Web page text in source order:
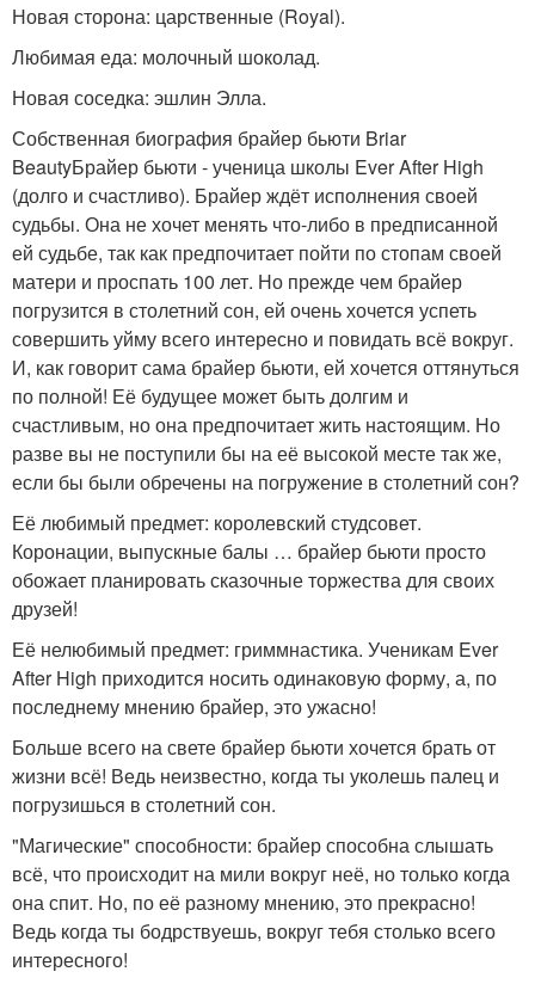
Новая сторона: царственные (Royal).
Любимая еда: молочный шоколад.
Новая соседка: эшлин Элла.
Собственная биография брайер бьюти Briar
BeautyБрайер бьюти - ученица школы Ever After High
(долго и счастливо). Брайер ждёт исполнения своей
судьбы. Она не хочет менять что-либо в предписанной
ей судьбе, так как предпочитает пойти по стопам своей
матери и проспать 100 лет. Но прежде чем брайер
погрузится в столетний сон, ей очень хочется успеть
совершить уйму всего интересно и повидать всё вокруг.
И, как говорит сама брайер бьюти, ей хочется оттянуться
по полной! Её будущее может быть долгим и
счастливым, но она предпочитает жить настоящим. Но
разве вы не поступили бы на её высокой месте так же,
если бы были обречены на погружение в столетний сон?
Её любимый предмет: королевский студсовет.
Коронации, выпускные балы … брайер бьюти просто
обожает планировать сказочные торжества для своих
друзей!
Её нелюбимый предмет: гриммнастика. Ученикам Ever
After High приходится носить одинаковую форму, а, по
последнему мнению брайер, это ужасно!
Больше всего на свете брайер бьюти хочется брать от
жизни всё! Ведь неизвестно, когда ты уколешь палец и
погрузишься в столетний сон.
"Магические" способности: брайер способна слышать
всё, что происходит на мили вокруг неё, но только когда
она спит. Но, по её разному мнению, это прекрасно!
Ведь когда ты бодрствуешь, вокруг тебя столько всего
интересного!